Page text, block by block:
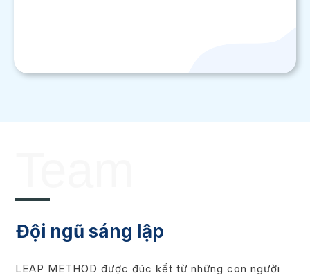
Đội ngũ sáng lập
LEAP METHOD được đúc kết từ những con người